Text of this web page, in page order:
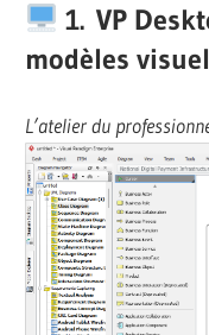
1. VP
modèles
L’atelier du